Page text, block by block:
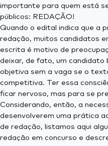
importante para quem está
públicos: REDAÇÃO!
Quando o edital indica que a
redação, muitos candidatos
escrita é motivo de
deixar, de fato, um candidato
objetiva sem a vaga se o
competitiva. Ter essa
ficar nervoso, mas para se
Considerando, então, a
desenvolverem uma prática
de redação, listamos aqui
redação em concurso e